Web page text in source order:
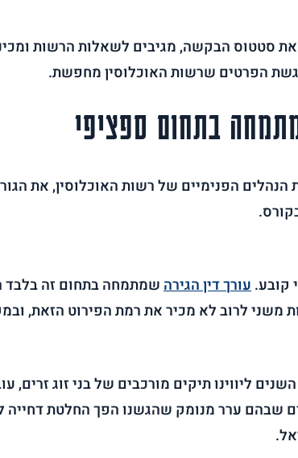
הבקשה, מגיבים לשאלות הרשות
הפרטים שרשות האוכלוסין מחפשת.
בתחום ספציפי
הנהלים הפנימיים של רשות האוכלוסין, את
קובע.עורך דין הגירהשמתמחה בתחום זה בלבד
משני לרוב לא מכיר את רמת הפירוט הזאת,
בתחום ההגירה מאז 2008. לאורך השנים ליווינו תיקים
שבהם ערר מנומק שהגשנו הפך החלטת